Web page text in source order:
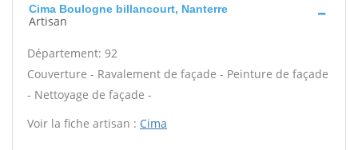
Cima Boulogne billancourt, Nanterre
Artisan
Département: 92
Couverture - Ravalement de façade - Peinture de façade
- Nettoyage de façade -
Voir la fiche artisan : Cima